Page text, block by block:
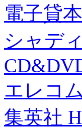
電子貸
シャディ
エレコ
集英社